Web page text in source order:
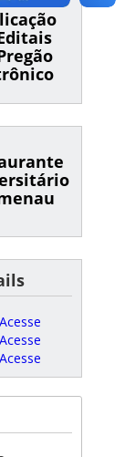
Acesse
Acesse
Acesse